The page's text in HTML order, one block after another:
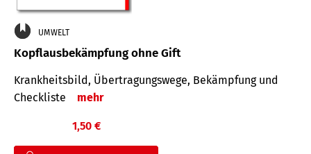
UMWELT
Kopflausbekämpfung ohne Gift
Krankheits­bild, Übertra­gungs­wege, Bekämpfung und
Check­liste
mehr
1,50 €